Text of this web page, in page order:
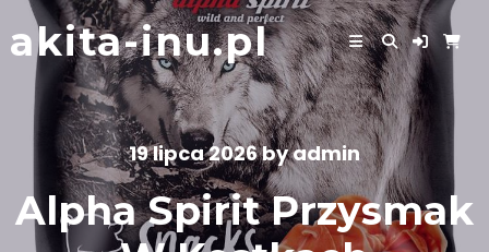
to
content
akita-inu.pl
19 lipca 2026byadmin
Alpha Spirit Przysmak